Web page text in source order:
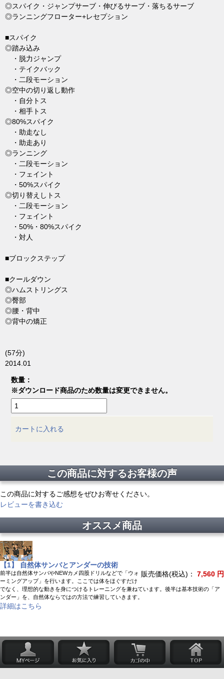
◎スパイク・ジャンプサーブ・伸びるサーブ・落ちるサーブ
◎ランニングフローター+レセプション
■スパイク
◎踏み込み
・脱力ジャンプ
・テイクバック
・二段モーション
◎空中の切り返し動作
・自分トス
・相手トス
◎80%スパイク
・助走なし
・助走あり
◎ランニング
・二段モーション
・フェイント
・50%スパイク
◎切り替えしトス
・二段モーション
・フェイント
・50%・80%スパイク
・対人
■ブロックステップ
■クールダウン
◎ハムストリングス
◎臀部
◎腰・背中
◎背中の矯正
(57分)
2014.01
数量：
※ダウンロード商品のため数量は変更できません。
カートに入れる
この商品に対するお客様の声
この商品に対するご感想をぜひお寄せください。
レビューを書き込む
オススメ商品
【1】 自然体サンバとアンダーの技術
販売価格(税込)：
7,560 円
前半は自然体サンバやNEWカメ四股ドリルなどで「ウォ
ーミングアップ」を行います。ここでは体をほぐすだけ
でなく、理想的な動きを身につけるトレーニングを兼ねています。後半は基本技術の「ア
ンダー」を、自然体ならではの方法で練習していきます。
詳細はこちら